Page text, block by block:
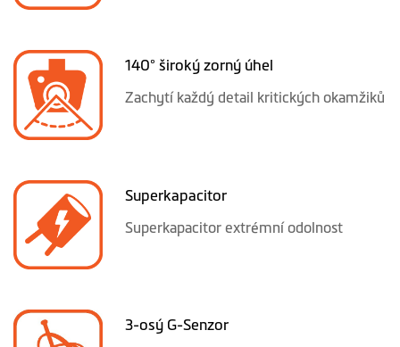
140° široký zorný úhel
Zachytí každý detail kritických okamžiků
Superkapacitor
Superkapacitor extrémní odolnost
3-osý G-Senzor